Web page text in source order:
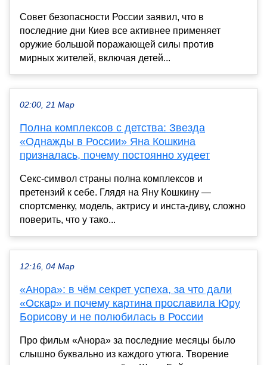
Совет безопасности России заявил, что в
последние дни Киев все активнее применяет
оружие большой поражающей силы против
мирных жителей, включая детей...
02:00, 21 Мар
Полна комплексов с детства: Звезда
«Однажды в России» Яна Кошкина
призналась, почему постоянно худеет
Секс-символ страны полна комплексов и
претензий к себе. Глядя на Яну Кошкину —
спортсменку, модель, актрису и инста-диву, сложно
поверить, что у тако...
12:16, 04 Мар
«Анора»: в чём секрет успеха, за что дали
«Оскар» и почему картина прославила Юру
Борисову и не полюбилась в России
Про фильм «Анора» за последние месяцы было
слышно буквально из каждого утюга. Творение